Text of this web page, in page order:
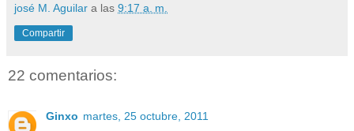
josé M. Aguilar a las 9:17 a. m.
Compartir
22 comentarios:
Ginxo martes, 25 octubre, 2011